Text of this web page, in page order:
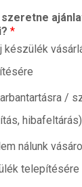
*
készülék
/
hibafeltárás)
nálunk
telepítésére